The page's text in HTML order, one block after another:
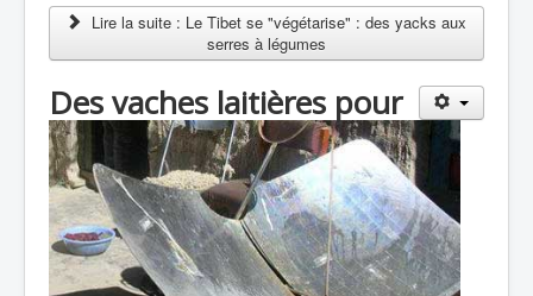
Lire la suite : Le Tibet se "végétarise" : des yacks aux
serres à légumes
Des vaches laitières pour